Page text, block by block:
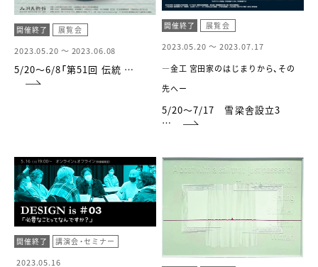
開催終了 展覧会
2023.05.20 ～ 2023.06.08
5/20～6/8「第51回 伝統 …
開催終了 展覧会
2023.05.20 ～ 2023.07.17
―金工 宮田家のはじまりから、その
先へー
5/20～7/17 雪梁舎設立3
…
開催終了 講演会・セミナー
2023.05.16